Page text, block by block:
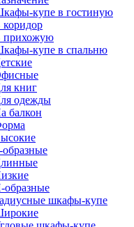
купе в гостиную
прихожую
купе в спальню
книг
одежды
балкон
образные
образные
шкафы-купе